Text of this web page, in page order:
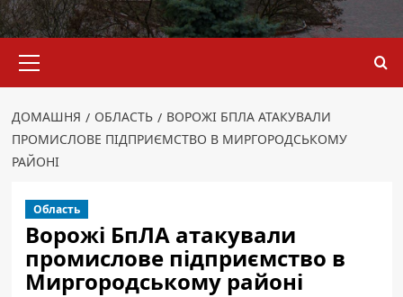
меню
ДОМАШНЯ ОБЛАСТЬ
ВОРОЖІ БПЛА АТАКУВАЛИ
ПРОМИСЛОВЕ ПІДПРИЄМСТВО В МИРГОРОДСЬКОМУ
РАЙОНІ
Область
Ворожі БпЛА атакували
промислове підприємство в
Миргородському районі